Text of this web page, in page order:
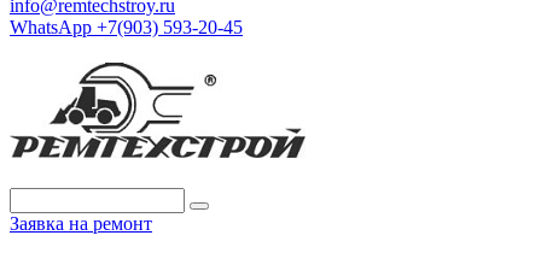
info@remtechstroy.ru
WhatsApp +7(903) 593-20-45
Заявка на ремонт